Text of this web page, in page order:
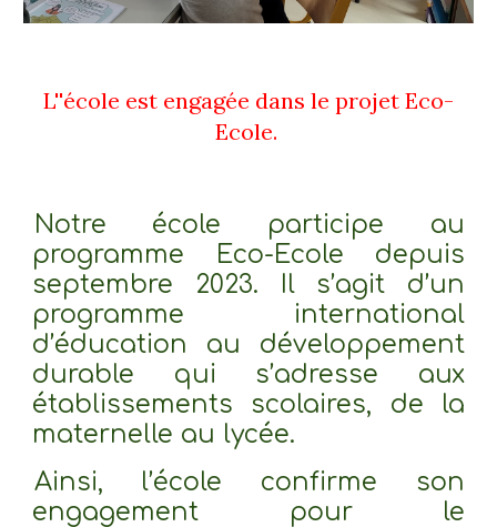
L''école est engagée dans le projet Eco-
Ecole.
Notre école participe au
programme Eco-Ecole depuis
septembre 2023. Il s’agit d’un
programme international
d’éducation au développement
durable qui s’adresse aux
établissements scolaires, de la
maternelle au lycée.
Ainsi, l’école confirme son
engagement pour le